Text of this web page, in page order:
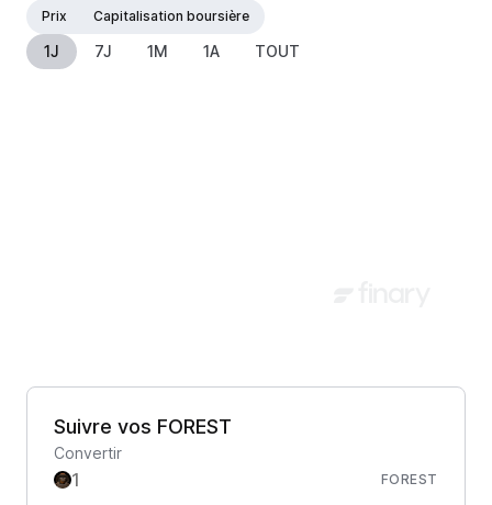
Prix
Capitalisation boursière
1J 7J 1M 1A TOUT
Suivre vos FOREST
Convertir
FOREST